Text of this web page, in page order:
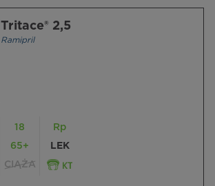
Tritace® 2,5
Ramipril
18
65+
CIĄŻA
Rp
LEK